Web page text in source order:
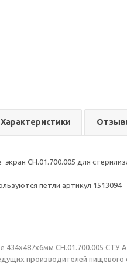
Характеристики
СН.01.700.005 для
петли артикул 1513094
434х487х6мм СН.01.700.005 СТУ
производителей